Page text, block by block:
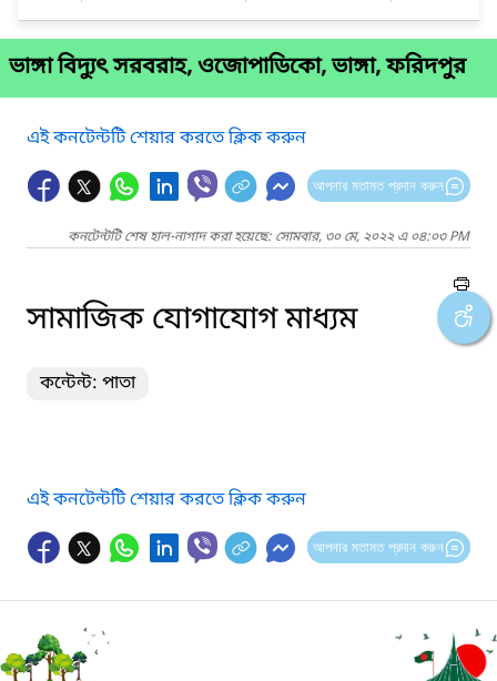
ভাঙ্গা বিদ্যুৎ সরবরাহ, ওজোপাডিকো, ভাঙ্গা, ফরিদপুর
এই কনটেন্টটি শেয়ার করতে ক্লিক করুন
আপনার মতামত প্রদান করুন
কনটেন্টটি শেষ হাল-নাগাদ করা হয়েছে: সোমবার, ৩০ মে, ২০২২ এ ০৪:০৩ PM
সামাজিক যোগাযোগ মাধ্যম
কন্টেন্ট: পাতা
এই কনটেন্টটি শেয়ার করতে ক্লিক করুন
আপনার মতামত প্রদান করুন